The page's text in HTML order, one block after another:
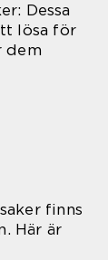
Dessa
lösa för
dem
finns
Här är